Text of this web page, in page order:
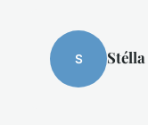
S Stélla